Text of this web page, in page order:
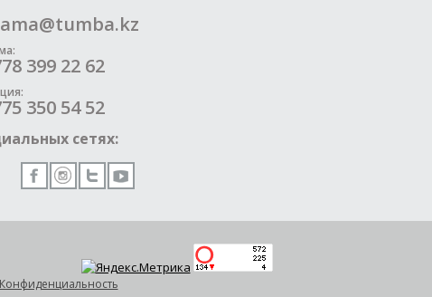
399 22 62
350 54 52
сетях:
Конфиденциальность